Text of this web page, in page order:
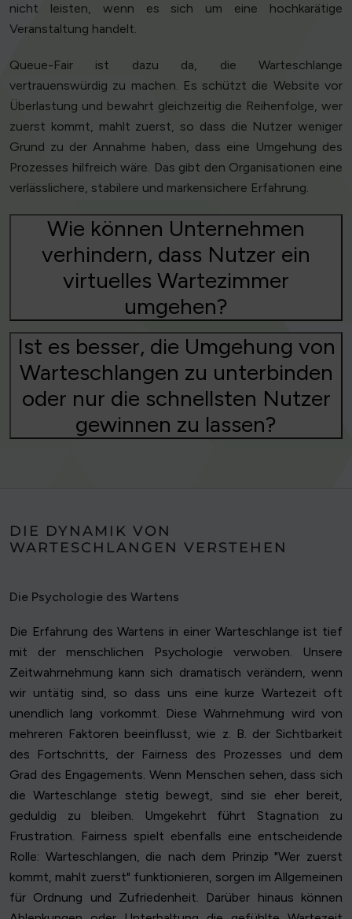
nicht leisten, wenn es sich um eine hochkarätige
Veranstaltung handelt.
Queue-Fair ist dazu da, die Warteschlange
vertrauenswürdig zu machen. Es schützt die Website vor
Überlastung und bewahrt gleichzeitig die Reihenfolge, wer
zuerst kommt, mahlt zuerst, so dass die Nutzer weniger
Grund zu der Annahme haben, dass eine Umgehung des
Prozesses hilfreich wäre. Das gibt den Organisationen eine
verlässlichere, stabilere und markensichere Erfahrung.
Wie können Unternehmen
verhindern, dass Nutzer ein
virtuelles Wartezimmer
umgehen?
Ist es besser, die Umgehung von
Warteschlangen zu unterbinden
oder nur die schnellsten Nutzer
gewinnen zu lassen?
DIE DYNAMIK VON
WARTESCHLANGEN VERSTEHEN
Die Psychologie des Wartens
Die Erfahrung des Wartens in einer Warteschlange ist tief
mit der menschlichen Psychologie verwoben. Unsere
Zeitwahrnehmung kann sich dramatisch verändern, wenn
wir untätig sind, so dass uns eine kurze Wartezeit oft
unendlich lang vorkommt. Diese Wahrnehmung wird von
mehreren Faktoren beeinflusst, wie z. B. der Sichtbarkeit
des Fortschritts, der Fairness des Prozesses und dem
Grad des Engagements. Wenn Menschen sehen, dass sich
die Warteschlange stetig bewegt, sind sie eher bereit,
geduldig zu bleiben. Umgekehrt führt Stagnation zu
Frustration. Fairness spielt ebenfalls eine entscheidende
Rolle: Warteschlangen, die nach dem Prinzip "Wer zuerst
kommt, mahlt zuerst" funktionieren, sorgen im Allgemeinen
für Ordnung und Zufriedenheit. Darüber hinaus können